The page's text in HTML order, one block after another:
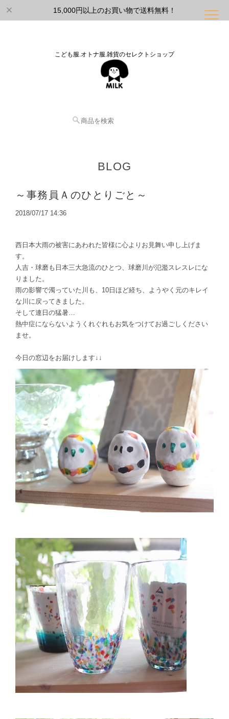
15,000円以上のお買い物で送料無料！
こども服.オトナ服.雑貨のセレクトショップ
BLOG
～事務員Ａのひとりごと～
2018/07/17 14:36
西日本大雨の被害にあわれた皆様に心よりお見舞い申し上げま
す。
人吉・球磨も日本三大急流のひとつ、球磨川が氾濫スレスレにな
りました。
雨の影響で濁っていた川も、10日ほど経ち、ようやく元のキレイ
な川に戻ってきました。
そして連日の猛暑…
熱中症にならないようくれぐれもお気をつけてお過ごしください
ませ。
今日の窓辺をお届けします↓↓